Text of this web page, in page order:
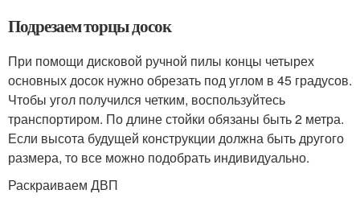
Подрезаем торцы досок
При помощи дисковой ручной пилы концы четырех
основных досок нужно обрезать под углом в 45 градусов.
Чтобы угол получился четким, воспользуйтесь
транспортиром. По длине стойки обязаны быть 2 метра.
Если высота будущей конструкции должна быть другого
размера, то все можно подобрать индивидуально.
Раскраиваем ДВП